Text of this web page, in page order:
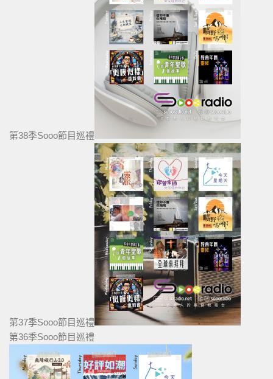
第38季Sooo節目巡禮
第37季Sooo節目巡禮
第36季Sooo節目巡禮